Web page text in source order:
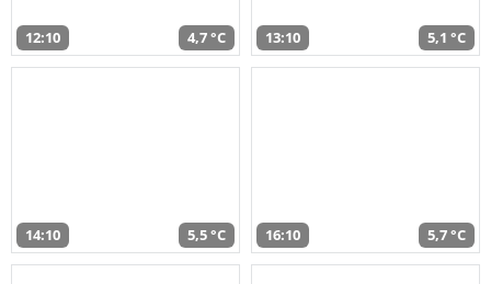
12:10 4,7 °C 13:10 5,1 °C
14:10 5,5 °C 16:10 5,7 °C